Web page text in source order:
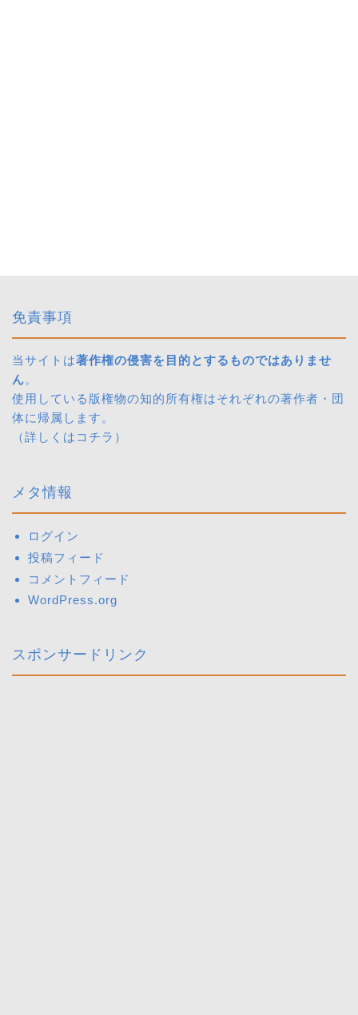
免責事項
当サイトは著作権の侵害を目的とするものではありませ
ん。
使用している版権物の知的所有権はそれぞれの著作者・団
体に帰属します。
（詳しくは コチラ ）
メタ情報
ログイン
投稿フィード
コメントフィード
WordPress.org
スポンサードリンク